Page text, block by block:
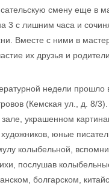
смену еще в
3 с лишним часа и
Вместе с ними в
их друзья и родители.
недели прошло
(Кемская ул., д. 8/3).
украшенном
юные
колыбельной,
послушав
болгарском,